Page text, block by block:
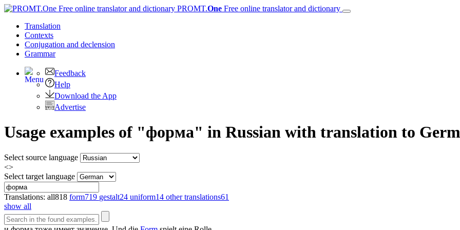
PROMT.One Free online translator and dictionary
Translation
Contexts
Conjugation and declension
Grammar
Feedback
Help
Download the App
Advertise
Usage examples of "форма" in Russian with translation to
Select source language
<>
Select target language
Translations: all818 form719 gestalt24 uniform14 other translations61
show all